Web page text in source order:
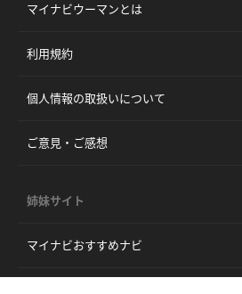
マイナビウーマンとは
利用規約
個人情報の取扱いについて
ご意見・ご感想
姉妹サイト
マイナビおすすめナビ